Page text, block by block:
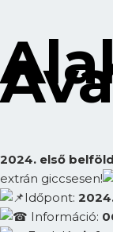
2024. első
extrán giccsesen!
Időpont:
Információ: